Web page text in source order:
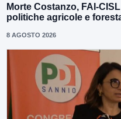
Morte Costanzo, FAI-
politiche agricole e
8 AGOSTO 2026